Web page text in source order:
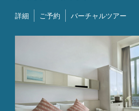
詳細 ご予約 バーチャルツアー